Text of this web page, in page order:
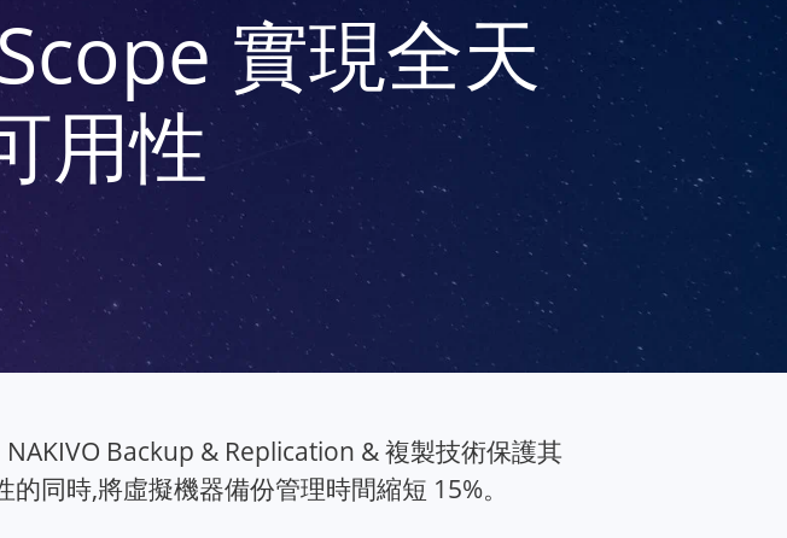
實現全天
用性
Backup & Replication & 複製技術保護其
同時,將虛擬機器備份管理時間縮短 15%。